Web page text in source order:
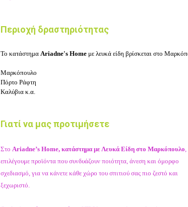
Περιοχή δραστηριότητας
Το κατάστημα Ariadne's Home με λευκά είδη βρίσκεται στο
Μαρκόπουλο
Πόρτο Ράφτη
Καλύβια κ.α.
Γιατί να μας προτιμήσετε
Στο Ariadne’s Home, κατάστημα με Λευκά Είδη στο Μαρκόπουλο
επιλέγουμε προϊόντα που συνδυάζουν ποιότητα, άνεση και όμορφο
σχεδιασμό, για να κάνετε κάθε χώρο του σπιτιού σας πιο ζεστό και
ξεχωριστό.